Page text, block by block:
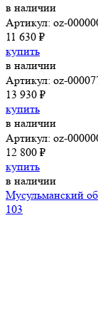
в наличии
Артикул: oz-
11 630 ₽
купить
в наличии
Артикул: oz-
13 930 ₽
купить
в наличии
Артикул: oz-
12 800 ₽
купить
в наличии
Мусульманский
103